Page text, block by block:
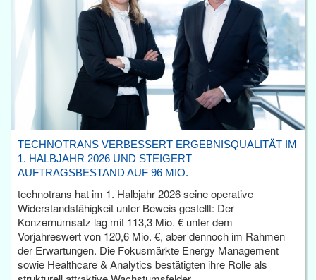
TECHNOTRANS VERBESSERT ERGEBNISQUALITÄT IM
1. HALBJAHR 2026 UND STEIGERT
AUFTRAGSBESTAND AUF 96 MIO.
technotrans hat im 1. Halbjahr 2026 seine operative
Widerstandsfähigkeit unter Beweis gestellt: Der
Konzernumsatz lag mit 113,3 Mio. € unter dem
Vorjahreswert von 120,6 Mio. €, aber dennoch im Rahmen
der Erwartungen. Die Fokusmärkte Energy Management
sowie Healthcare & Analytics bestätigten ihre Rolle als